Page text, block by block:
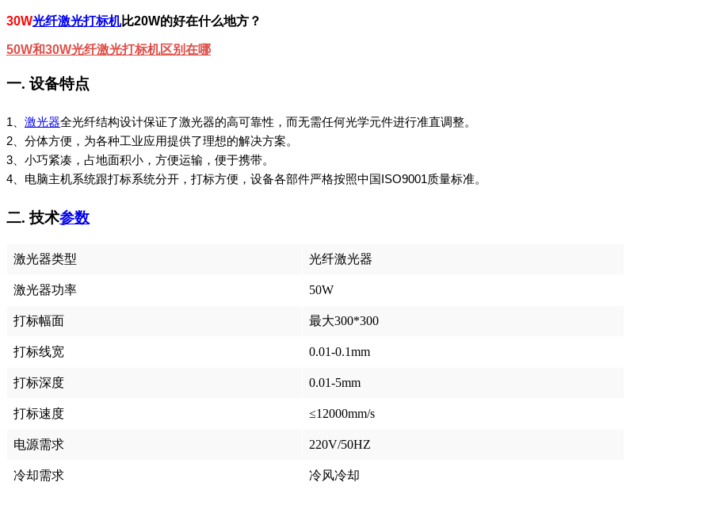
30W光纤激光打标机比20W的好在什么地方？
50W和30W光纤激光打标机区别在哪
一. 设备特点
1、 激光器全光纤结构设计保证了激光器的高可靠性，而无需任何光学元件进行准直调整。
2、分体方便，为各种工业应用提供了理想的解决方案。
3、小巧紧凑，占地面积小，方便运输，便于携带。
4、电脑主机系统跟打标系统分开，打标方便，设备各部件严格按照中国ISO9001质量标准。
二. 技术参数
激光器类型 光纤激光器
激光器功率 50W
打标幅面 最大300*300
打标线宽 0.01-0.1mm
打标深度 0.01-5mm
打标速度 ≤12000mm/s
电源需求 220V/50HZ
冷却需求 冷风冷却